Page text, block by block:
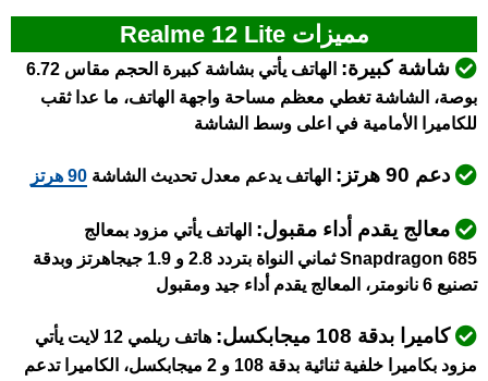
مميزات Realme 12 Lite
شاشة كبيرة:
الهاتف يأتي بشاشة كبيرة الحجم مقاس 6.72
بوصة، الشاشة تغطي معظم مساحة واجهة الهاتف، ما عدا ثقب
للكاميرا الأمامية في اعلى وسط الشاشة
دعم 90 هرتز: الهاتف يدعم معدل تحديث الشاشة 90 هرتز
معالج يقدم أداء مقبول: الهاتف يأتي مزود بمعالج
Snapdragon 685 ثماني النواة بتردد 2.8 و 1.9 جيجاهرتز وبدقة
تصنيع 6 نانومتر، المعالج يقدم أداء جيد ومقبول
كاميرا بدقة 108 ميجابكسل:
هاتف ريلمي 12 لايت يأتي
مزود بكاميرا خلفية ثنائية بدقة 108 و 2 ميجابكسل، الكاميرا تدعم